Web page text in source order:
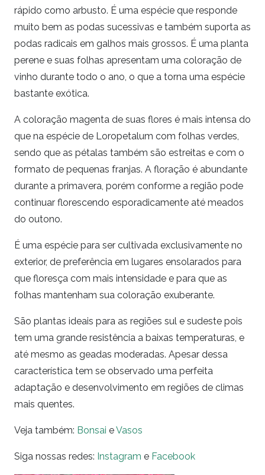
rápido como arbusto. É uma espécie que responde
muito bem as podas sucessivas e também suporta as
podas radicais em galhos mais grossos. É uma planta
perene e suas folhas apresentam uma coloração de
vinho durante todo o ano, o que a torna uma espécie
bastante exótica.
A coloração magenta de suas flores é mais intensa do
que na espécie de Loropetalum com folhas verdes,
sendo que as pétalas também são estreitas e com o
formato de pequenas franjas. A floração é abundante
durante a primavera, porém conforme a região pode
continuar florescendo esporadicamente até meados
do outono.
É uma espécie para ser cultivada exclusivamente no
exterior, de preferência em lugares ensolarados para
que floresça com mais intensidade e para que as
folhas mantenham sua coloração exuberante.
São plantas ideais para as regiões sul e sudeste pois
tem uma grande resistência a baixas temperaturas, e
até mesmo as geadas moderadas. Apesar dessa
característica tem se observado uma perfeita
adaptação e desenvolvimento em regiões de climas
mais quentes.
Veja também: Bonsai eVasos
Siga nossas redes: Instagram e Facebook